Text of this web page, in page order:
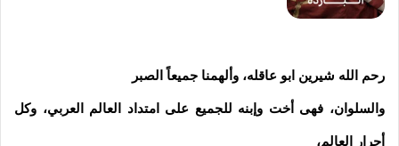
رحم الله شيرين ابو عاقله، وألهمنا جميعاً الصبر
والسلوان، فهى أخت وإبنه للجميع على امتداد العالم العربي، وكل
أحرار العالم،